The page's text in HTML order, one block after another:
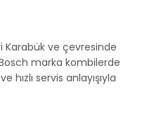
Karabük ve çevresinde
marka kombilerde
hızlı servis anlayışıyla